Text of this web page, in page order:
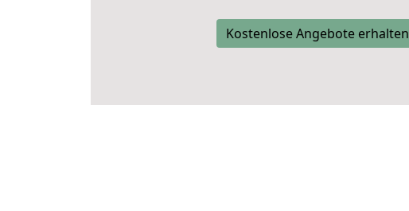
Kostenlose Angebote erhalten